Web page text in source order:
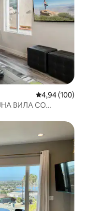
Просечна
4,94 (100)
ВИЛА СО